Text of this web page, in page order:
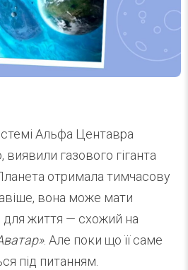
Альфа Центавра
газового гіганта
отримала тимчасову
вона може мати
для життя — схожий на
. Але поки що її саме
під питанням.